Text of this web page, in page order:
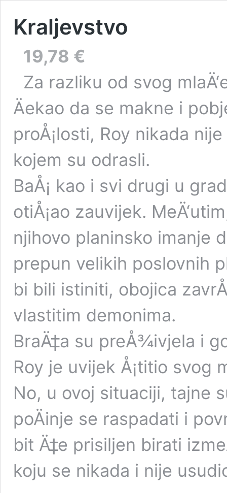
Kraljevstvo
19,78 €
Za razliku od svog
Äekao da se makne i
proÅ¡losti, Roy nikada
kojem su odrasli.
BaÅ¡ kao i svi drugi u
otiÅ¡ao zauvijek.
njihovo planinsko imanje
prepun velikih poslovnih
bi bili istiniti, obojica
vlastitim demonima.
BraÄ‡a su preÅ¾ivjela i
Roy je uvijek Å¡titio svog
No, u ovoj situaciji, tajne
poÄinje se raspadati i
bit Ä‡e prisiljen birati
koju se nikada i nije